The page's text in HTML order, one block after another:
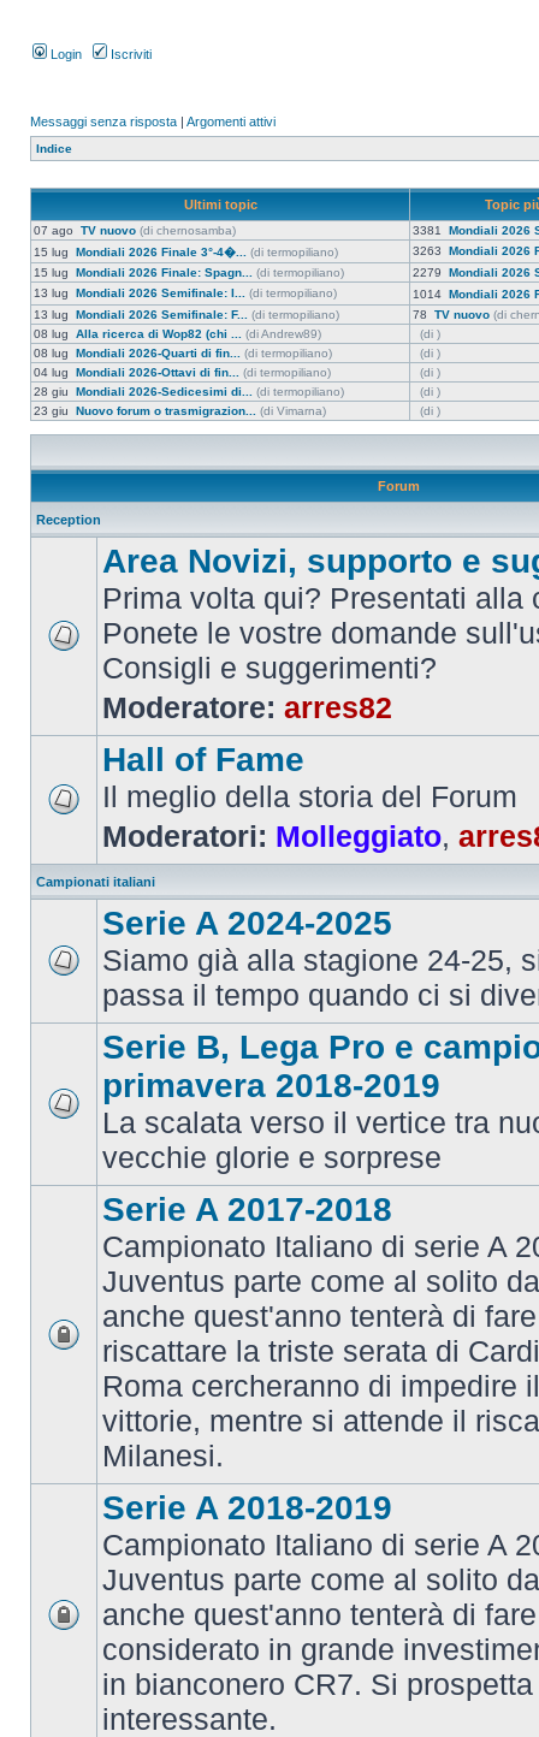
Login Iscriviti
Messaggi senza risposta | Argomenti attivi
Indice
Ultimi topic Topic
07 ago TV nuovo (di chernosamba) 3381 Mondiali 2026
15 lug Mondiali 2026 Finale 3°-4�... (di termopiliano) 3263 Mondiali 2026
15 lug Mondiali 2026 Finale: Spagn... (di termopiliano) 2279 Mondiali 2026
13 lug Mondiali 2026 Semifinale: I... (di termopiliano) 1014 Mondiali 2026
13 lug Mondiali 2026 Semifinale: F... (di termopiliano) 78 TV nuovo (di
08 lug Alla ricerca di Wop82 (chi ... (di Andrew89)
(di )
08 lug Mondiali 2026-Quarti di fin... (di termopiliano)
(di )
04 lug Mondiali 2026-Ottavi di fin... (di termopiliano)
(di )
28 giu Mondiali 2026-Sedicesimi di... (di termopiliano)
(di )
23 giu Nuovo forum o trasmigrazion... (di Vimarna) (di )
Forum
Reception
Area Novizi, supporto e
Prima volta qui? Presentati alla
Ponete le vostre domande
Consigli e suggerimenti?
Moderatore: arres82
Hall of Fame
Il meglio della storia del Forum
Moderatori: Molleggiato,
Campionati italiani
Serie A 2024-2025
Siamo già alla stagione 24-25,
passa il tempo quando ci si
Serie B, Lega Pro e
primavera 2018-2019
La scalata verso il vertice tra
vecchie glorie e sorprese
Serie A 2017-2018
Campionato Italiano di serie A
Juventus parte come al solito
anche quest'anno tenterà di
riscattare la triste serata di
Roma cercheranno di impedire
vittorie, mentre si attende il
Milanesi.
Serie A 2018-2019
Campionato Italiano di serie A
Juventus parte come al solito
anche quest'anno tenterà di
considerato in grande
in bianconero CR7. Si
interessante.